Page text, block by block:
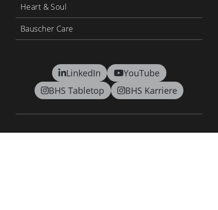
LinkedIn
YouTube
BHS Tabletop
BHS Karriere
Heart & Soul
Bauscher Care